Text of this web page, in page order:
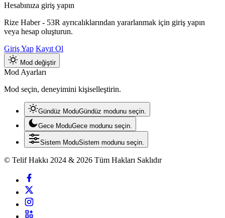
Hesabınıza giriş yapın
Rize Haber - 53R ayrıcalıklarından yararlanmak için giriş yapın
veya hesap oluşturun.
Giriş Yap Kayıt Ol
Mod değiştir
Mod Ayarları
Mod seçin, deneyimini kişiselleştirin.
Gündüz ModuGündüz modunu seçin.
Gece ModuGece modunu seçin.
Sistem ModuSistem modunu seçin.
© Telif Hakkı 2024 & 2026 Tüm Hakları Saklıdır